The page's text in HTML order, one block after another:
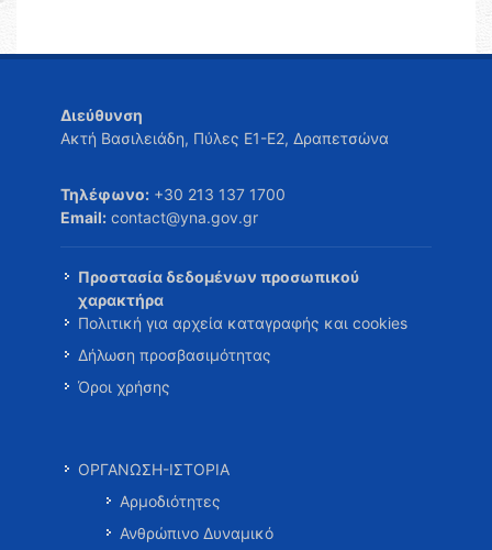
Διεύθυνση
Ακτή Βασιλειάδη, Πύλες Ε1-Ε2, Δραπετσώνα
Τηλέφωνο: +30 213 137 1700
Email: contact@yna.gov.gr
Προστασία δεδομένων προσωπικού
χαρακτήρα
Πολιτική για αρχεία καταγραφής και cookies
Δήλωση προσβασιμότητας
Όροι χρήσης
ΟΡΓΑΝΩΣΗ-ΙΣΤΟΡΙΑ
Αρμοδιότητες
Ανθρώπινο Δυναμικό